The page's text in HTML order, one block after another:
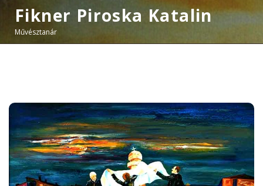
Fikner Piroska Katalin
Művésztanár